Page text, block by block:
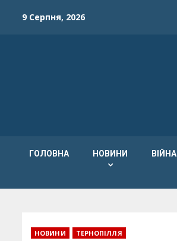
9 Серпня, 2026
ГОЛОВНА НОВИНИ ВІЙНА
НОВИНИ ТЕРНОПІЛЛЯ